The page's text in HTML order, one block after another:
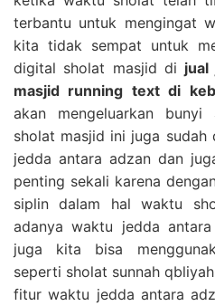
terbantu untuk mengingat
kita tidak sempat untuk
digital sholat masjid di jual
masjid running text di
akan mengeluarkan
sholat masjid ini juga
jedda antara adzan dan
penting sekali karena
siplin dalam hal waktu
adanya waktu jedda
juga kita bisa
seperti sholat sunnah
fitur waktu jedda antara